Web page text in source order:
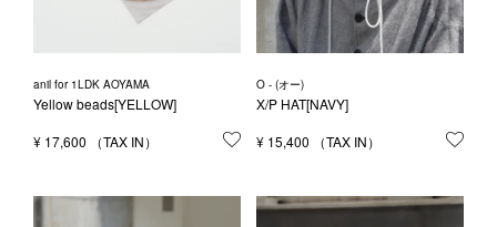
anil for 1LDK AOYAMA
Yellow beads[YELLOW]
¥ 17,600 お気に入りに登録する
O - (オー)
X/P HAT[NAVY]
¥ 15,400